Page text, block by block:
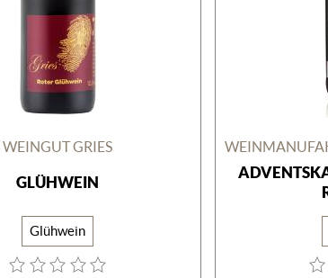
WEINGUT GRIES
GLÜHWEIN
Glühwein